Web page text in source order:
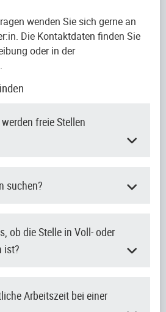
wenden Sie sich gerne an
Die Kontaktdaten finden Sie
oder in der
freie Stellen
suchen?
ob die Stelle in Voll- oder
ist?
Arbeitszeit bei einer